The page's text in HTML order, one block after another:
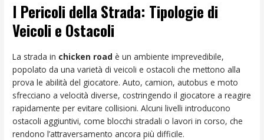
I Pericoli della Strada: Tipologie di
Veicoli e Ostacoli
La strada in chicken road è un ambiente imprevedibile,
popolato da una varietà di veicoli e ostacoli che mettono alla
prova le abilità del giocatore. Auto, camion, autobus e moto
sfrecciano a velocità diverse, costringendo il giocatore a reagire
rapidamente per evitare collisioni. Alcuni livelli introducono
ostacoli aggiuntivi, come blocchi stradali o lavori in corso, che
rendono l’attraversamento ancora più difficile.